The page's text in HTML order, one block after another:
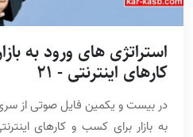
استراتژی های ورود به
کارهای اینترنتی - 21
در بیست و یکمین فایل صوتی از